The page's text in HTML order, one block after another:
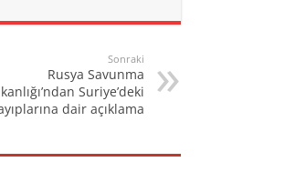
Sonraki
Rusya Savunma
Suriye’deki
dair açıklama